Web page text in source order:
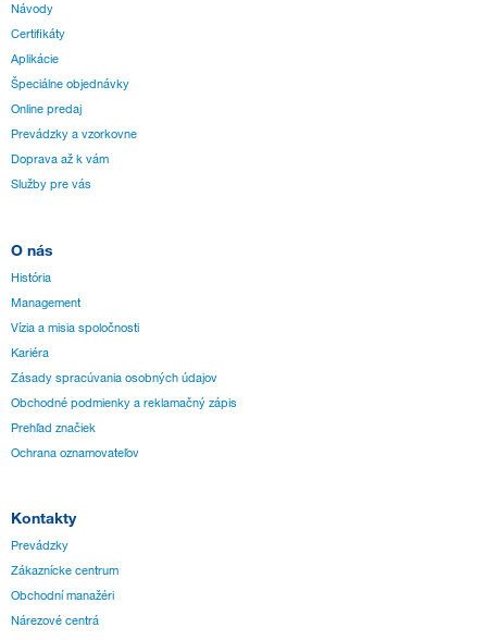
Návody
Certifikáty
Aplikácie
Špeciálne objednávky
Online predaj
Prevádzky a vzorkovne
Doprava až k vám
Služby pre vás
O nás
História
Management
Vízia a misia spoločnosti
Kariéra
Zásady spracúvania osobných údajov
Obchodné podmienky a reklamačný zápis
Prehľad značiek
Ochrana oznamovateľov
Kontakty
Prevádzky
Zákaznícke centrum
Obchodní manažéri
Nárezové centrá